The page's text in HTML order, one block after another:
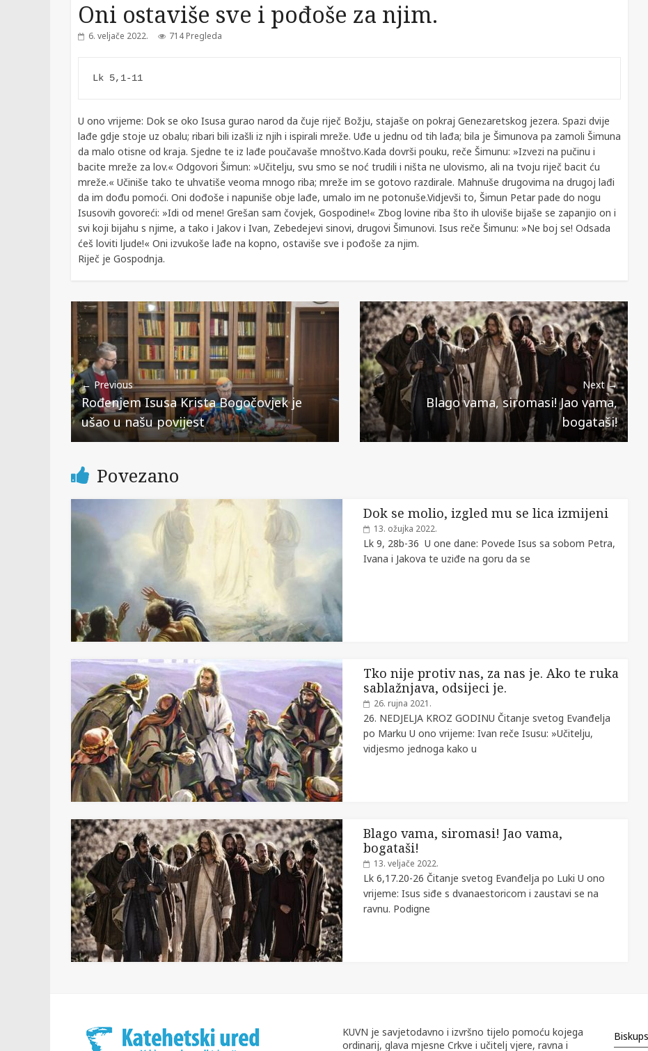
Oni ostaviše sve i pođoše za njim.
6. veljače 2022. 714 Pregleda
Lk 5,1-11
U ono vrijeme: Dok se oko Isusa gurao narod da čuje riječ Božju, stajaše on pokraj Genezaretskog jezera. Spazi dvije
lađe gdje stoje uz obalu; ribari bili izašli iz njih i ispirali mreže. Uđe u jednu od tih lađa; bila je Šimunova pa zamoli Šimuna
da malo otisne od kraja. Sjedne te iz lađe poučavaše mnoštvo.Kada dovrši pouku, reče Šimunu: »Izvezi na pučinu i
bacite mreže za lov.« Odgovori Šimun: »Učitelju, svu smo se noć trudili i ništa ne ulovismo, ali na tvoju riječ bacit ću
mreže.« Učiniše tako te uhvatiše veoma mnogo riba; mreže im se gotovo razdirale. Mahnuše drugovima na drugoj lađi
da im dođu pomoći. Oni dođoše i napuniše obje lađe, umalo im ne potonuše.Vidjevši to, Šimun Petar pade do nogu
Isusovih govoreći: »Idi od mene! Grešan sam čovjek, Gospodine!« Zbog lovine riba što ih uloviše bijaše se zapanjio on i
svi koji bijahu s njime, a tako i Jakov i Ivan, Zebedejevi sinovi, drugovi Šimunovi. Isus reče Šimunu: »Ne boj se! Odsada
ćeš loviti ljude!« Oni izvukoše lađe na kopno, ostaviše sve i pođoše za njim.
Riječ je Gospodnja.
← Previous
Rođenjem Isusa Krista Bogočovjek je
ušao u našu povijest
Next →
Blago vama, siromasi! Jao vama,
bogataši!
Povezano
Dok se molio, izgled mu se lica izmijeni
13. ožujka 2022.
Lk 9, 28b-36 U one dane: Povede Isus sa sobom Petra,
Ivana i Jakova te uziđe na goru da se
Tko nije protiv nas, za nas je. Ako te ruka
sablažnjava, odsijeci je.
26. rujna 2021.
26. NEDJELJA KROZ GODINU Čitanje svetog Evanđelja
po Marku U ono vrijeme: Ivan reče Isusu: »Učitelju,
vidjesmo jednoga kako u
Blago vama, siromasi! Jao vama,
bogataši!
13. veljače 2022.
Lk 6,17.20-26 Čitanje svetog Evanđelja po Luki U ono
vrijeme: Isus siđe s dvanaestoricom i zaustavi se na
ravnu. Podigne
KUVN je savjetodavno i izvršno tijelo pomoću kojega
ordinarij, glava mjesne Crkve i učitelj vjere, ravna i